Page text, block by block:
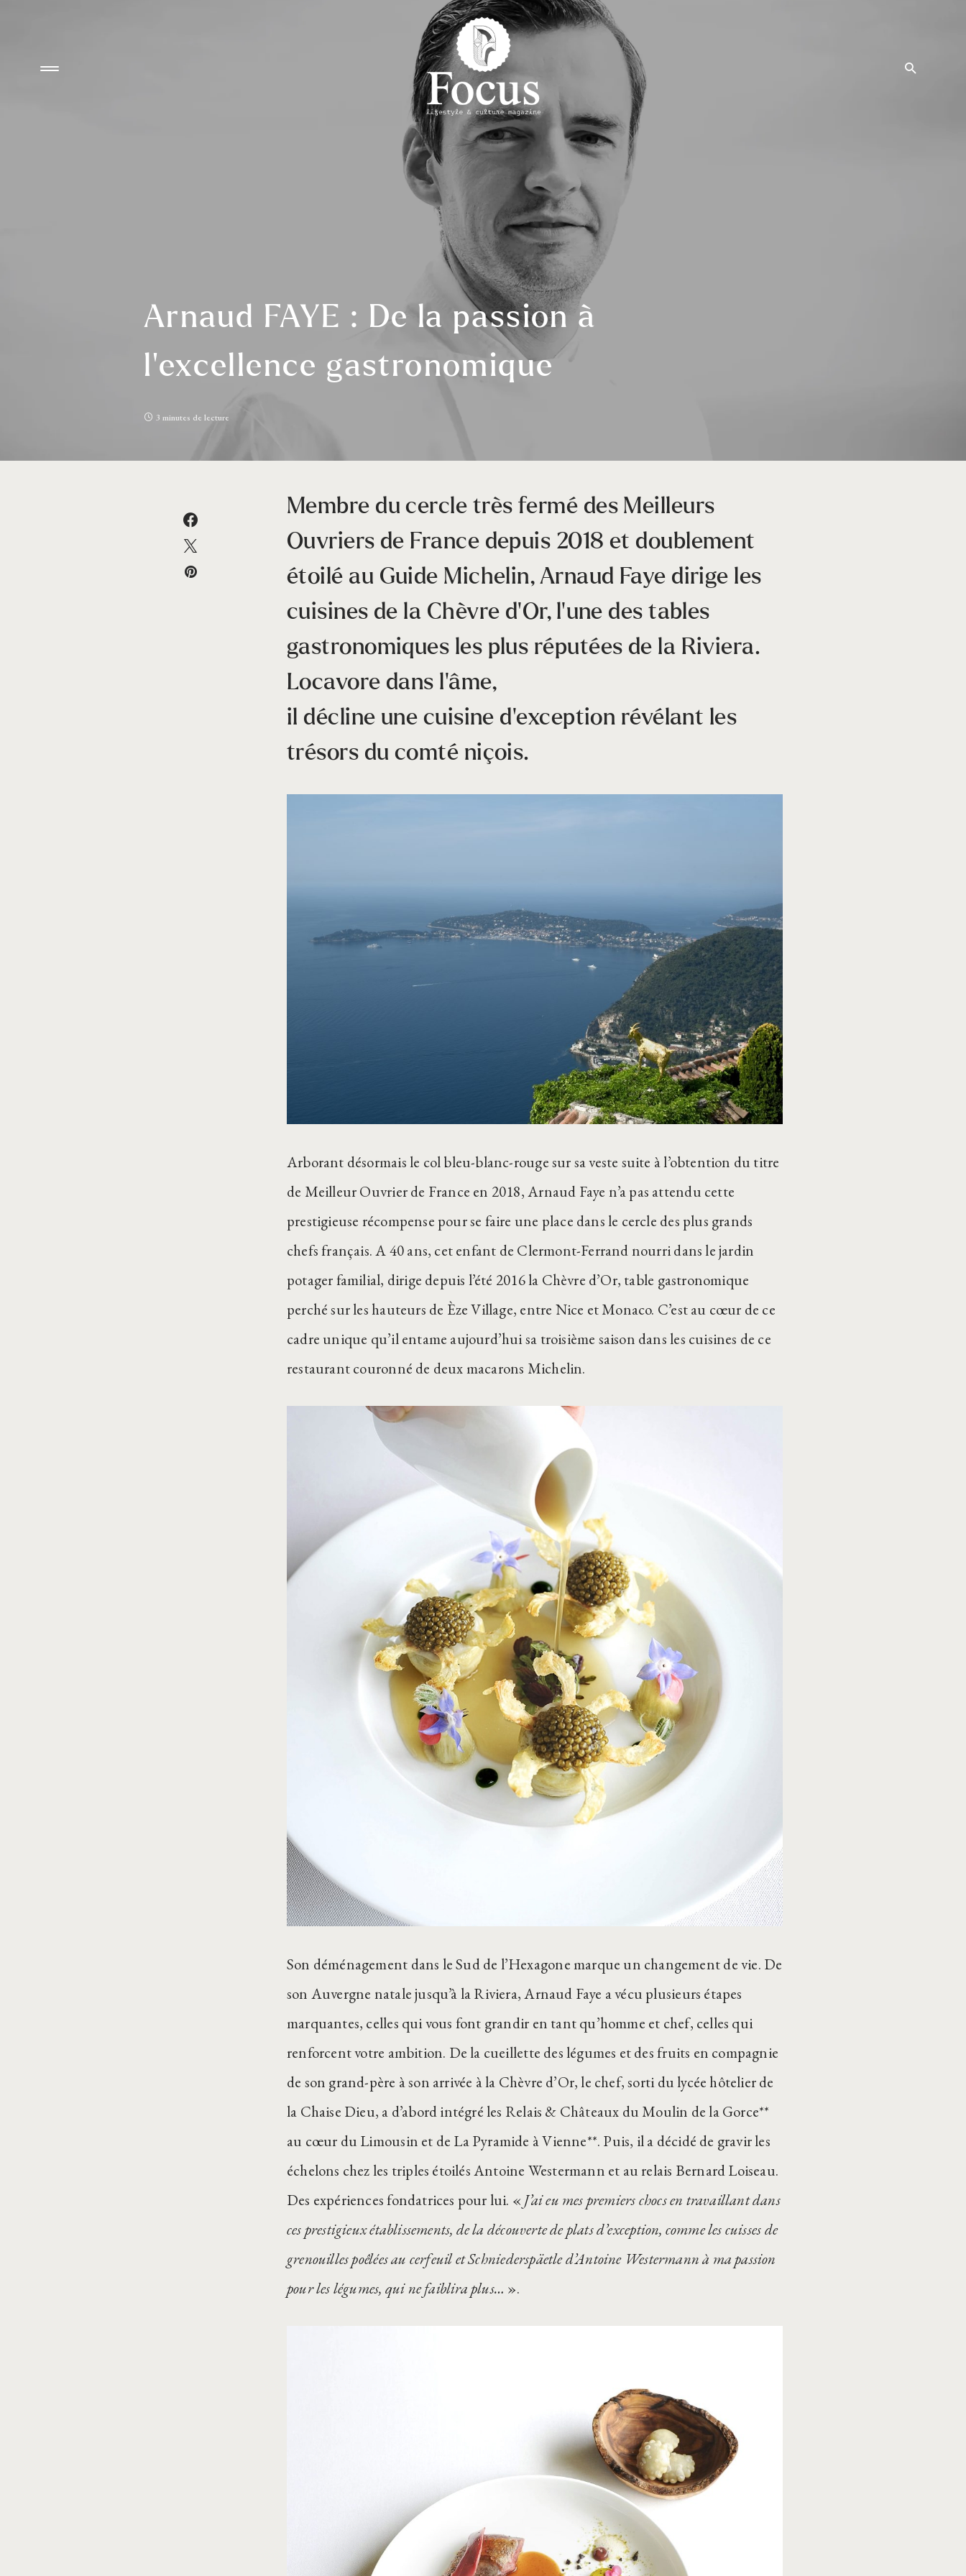
Arnaud FAYE : De la passion à
l’excellence gastronomique
3 minutes de lecture
Membre du cercle très fermé des Meilleurs
Ouvriers de France depuis 2018 et doublement
étoilé au Guide Michelin, Arnaud Faye dirige les
cuisines de la Chèvre d’Or, l’une des tables
gastronomiques les plus réputées de la Riviera.
Locavore dans l’âme,
il décline une cuisine d’exception révélant les
trésors du comté niçois.
Arborant désormais le col bleu-blanc-rouge sur sa veste suite à l’obtention du titre
de Meilleur Ouvrier de France en 2018, Arnaud Faye n’a pas attendu cette
prestigieuse récompense pour se faire une place dans le cercle des plus grands
chefs français. A 40 ans, cet enfant de Clermont-Ferrand nourri dans le jardin
potager familial, dirige depuis l’été 2016 la Chèvre d’Or, table gastronomique
perché sur les hauteurs de Èze Village, entre Nice et Monaco. C’est au cœur de ce
cadre unique qu’il entame aujourd’hui sa troisième saison dans les cuisines de ce
restaurant couronné de deux macarons Michelin.
Son déménagement dans le Sud de l’Hexagone marque un changement de vie. De
son Auvergne natale jusqu’à la Riviera, Arnaud Faye a vécu plusieurs étapes
marquantes, celles qui vous font grandir en tant qu’homme et chef, celles qui
renforcent votre ambition. De la cueillette des légumes et des fruits en compagnie
de son grand-père à son arrivée à la Chèvre d’Or, le chef, sorti du lycée hôtelier de
la Chaise Dieu, a d’abord intégré les Relais & Châteaux du Moulin de la Gorce**
au cœur du Limousin et de La Pyramide à Vienne**. Puis, il a décidé de gravir les
échelons chez les triples étoilés Antoine Westermann et au relais Bernard Loiseau.
Des expériences fondatrices pour lui. « J’ai eu mes premiers chocs en travaillant dans
ces prestigieux établissements, de la découverte de plats d’exception, comme les cuisses de
grenouilles poêlées au cerfeuil et Schniederspäetle d’Antoine Westermann à ma passion
pour les légumes, qui ne faiblira plus… ».